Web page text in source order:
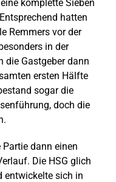
komplette Sieben
hatten
Remmers vor der
in der
die Gastgeber dann
ersten Hälfte
sogar die
doch die
dann einen
Die HSG glich
entwickelte sich in